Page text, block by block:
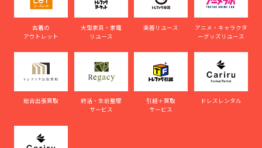
古着の
アウトレット
大型家具・家電
リユース
楽器リユース
アニメ・キャラクタ
ーグッズリユース
総合出張買取
終活・生前整理
サービス
引越＋買取
サービス
ドレスレンタル